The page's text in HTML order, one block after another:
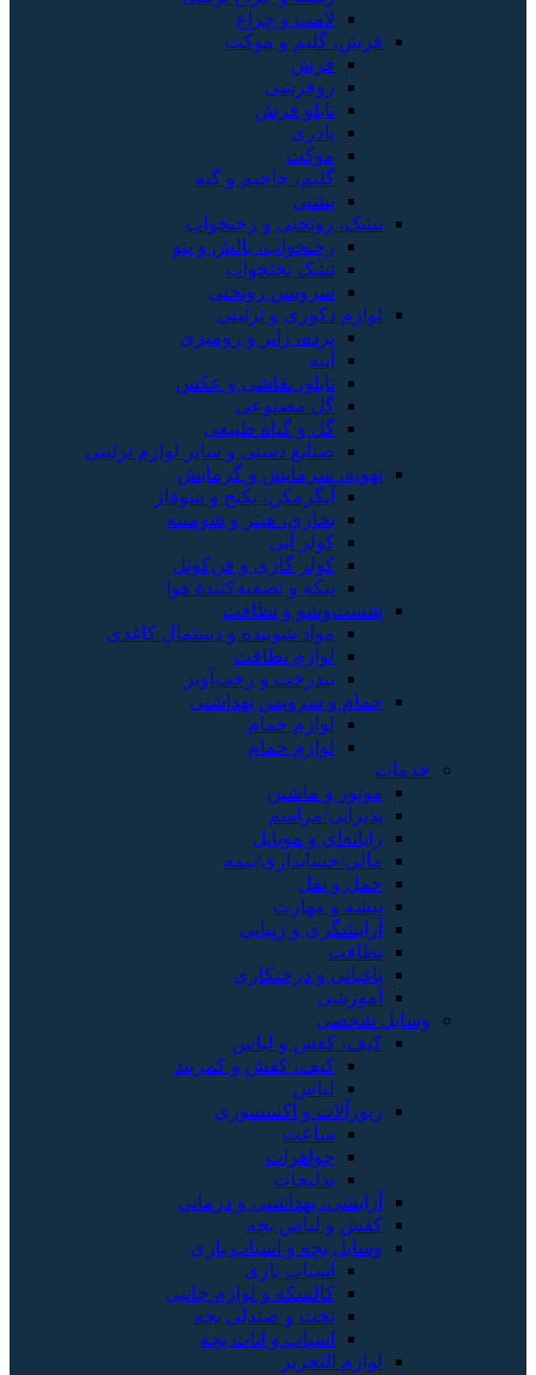
لامپ و چراغ
فرش، گلیم و موکت
فرش
روفرشی
تابلو فرش
پادری
موکت
گلیم، جاجیم و گبه
پشتی
تشک، روتختی و رختخواب
رختخواب، بالش و پتو
تشک تختخواب
سرویس روتختی
لوازم دکوری و تزئینی
پرده، رانر و رومیزی
آینه
تابلو، نقاشی و عکس
گل مصنوعی
گل و گیاه طبیعی
صنایع دستی و سایر لوازم تزئینی
تهویه، سرمایش و گرمایش
آبگرمکن، پکیج و شوفاژ
بخاری، هیتر و شومینه
کولر آبی
کولر گازی و فن‌کوئل
پنکه و تصفیه‌کنندهٔ هوا
شست‌وشو و نظافت
مواد شوینده و دستمال کاغذی
لوازم نظافت
بندرخت و رخت‌آویز
حمام و سرویس بهداشتی
لوازم حمام
لوازم حمام
خدمات
موتور و ماشین
پذیرایی/مراسم
رایانه‌ای و موبایل
مالی/حسابداری/بیمه
حمل و نقل
پیشه و مهارت
آرایشگری و زیبایی
نظافت
باغبانی و درختکاری
آموزشی
وسایل شخصی
کیف، کفش و لباس
کیف، کفش و کمربند
لباس
زیورآلات و اکسسوری
ساعت
جواهرات
بدلیجات
آرایشی، بهداشتی و درمانی
کفش و لباس بچه
وسایل بچه و اسباب بازی
اسباب بازی
کالسکه و لوازم جانبی
تخت و صندلی بچه
اسباب و اثاث بچه
لوازم التحریر